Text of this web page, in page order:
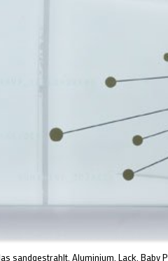
sandgestrahlt, Aluminium, Lack, Baby